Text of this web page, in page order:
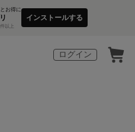
お得に
以上
インストールする
ログイン